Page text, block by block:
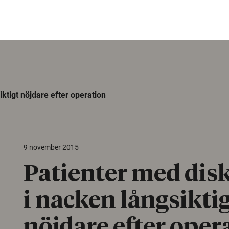
nöjdare efter operation
9 november 2015
Patienter med
i nacken